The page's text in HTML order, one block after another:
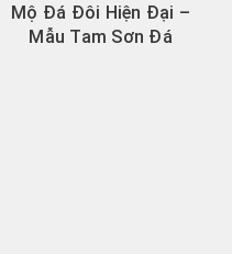
–
Mộ đá tròn Cần
đẹp - Đá tự nhiên,